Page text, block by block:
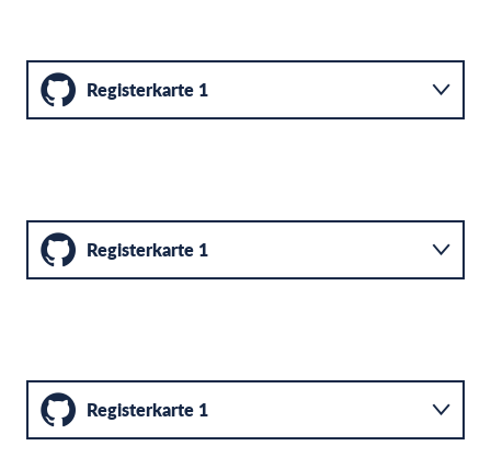
Registerkarte 1
Registerkarte 1
Registerkarte 1